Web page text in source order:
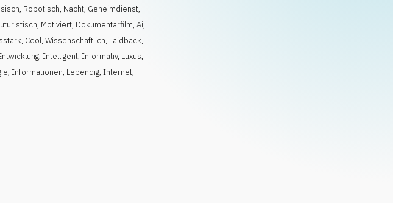
, Robotisch, Nacht, Geheimdienst,
, Motiviert, Dokumentarfilm,Ai,
, Cool,Wissenschaftlich, Laidback,
,Intelligent,Informativ, Luxus,
,Informationen, Lebendig,Internet,